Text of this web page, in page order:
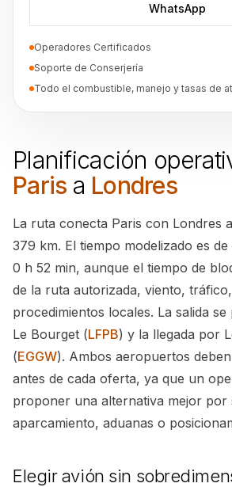
WhatsApp
Operadores Certificados
Soporte de Conserjería
Todo el combustible, manejo y tasas de
Planificación
Paris a Londres
La ruta conecta Paris con Londres
379 km. El tiempo modelizado es
0 h 52 min, aunque el tiempo de
de la ruta autorizada, viento,
procedimientos locales. La salida
Le Bourget (LFPB) y la llegada por
(EGGW). Ambos aeropuertos
antes de cada oferta, ya que un
proponer una alternativa mejor por
aparcamiento, aduanas o
Elegir avión sin